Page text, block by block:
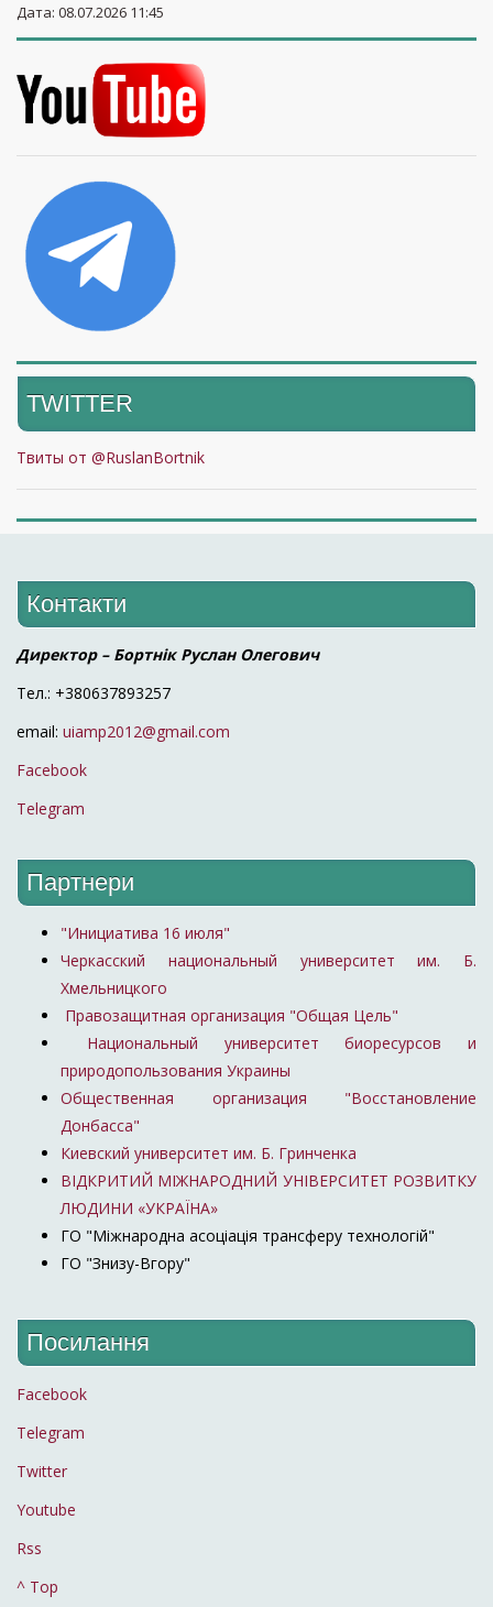
Дата: 08.07.2026 11:45
TWITTER
Твиты от @RuslanBortnik
Контакти
Директор – Бортнік Руслан Олегович
Тел.: +380637893257
email: uiamp2012@gmail.com
Facebook
Telegram
Партнери
"Инициатива 16 июля"
Черкасский национальный университет им. Б.
Хмельницкого
Правозащитная организация "Общая Цель"
Национальный университет биоресурсов и
природопользования Украины
Общественная организация "Восстановление
Донбасса"
Киевский университет им. Б. Гринченка
ВІДКРИТИЙ МІЖНАРОДНИЙ УНІВЕРСИТЕТ РОЗВИТКУ
ЛЮДИНИ «УКРАЇНА»
ГО "Міжнародна асоціація трансферу технологій"
ГО "Знизу-Вгору"
Посилання
Facebook
Telegram
Twitter
Youtube
Rss
^ Top